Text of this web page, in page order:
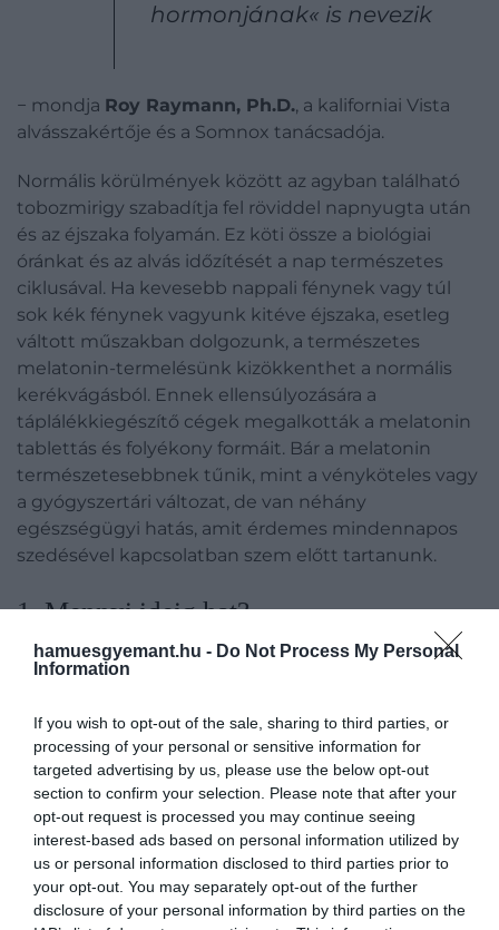
hamuesgyemant.hu - Do Not Process My Personal
Information
If you wish to opt-out of the sale, sharing to third parties, or
processing of your personal or sensitive information for
targeted advertising by us, please use the below opt-out
section to confirm your selection. Please note that after your
opt-out request is processed you may continue seeing
interest-based ads based on personal information utilized by
us or personal information disclosed to third parties prior to
your opt-out. You may separately opt-out of the further
disclosure of your personal information by third parties on the
hormonjának« is nevezik
− mondja Roy Raymann, Ph.D., a kaliforniai Vista
alvásszakértője és a Somnox tanácsadója.
Normális körülmények között az agyban található
tobozmirigy szabadítja fel röviddel napnyugta után
és az éjszaka folyamán. Ez köti össze a biológiai
óránkat és az alvás időzítését a nap természetes
ciklusával. Ha kevesebb nappali fénynek vagy túl
sok kék fénynek vagyunk kitéve éjszaka, esetleg
váltott műszakban dolgozunk, a természetes
melatonin-termelésünk kizökkenthet a normális
kerékvágásból. Ennek ellensúlyozására a
táplálékkiegészítő cégek megalkották a melatonin
tablettás és folyékony formáit. Bár a melatonin
természetesebbnek tűnik, mint a vényköteles vagy
a gyógyszertári változat, de van néhány
egészségügyi hatás, amit érdemes mindennapos
szedésével kapcsolatban szem előtt tartanunk.
​1. Mennyi ideig hat?
A kutatók szerint általában egy-hét napig tart, amíg
mennyiségére. Ha a megfelelő adagban (felnőttek
esetében általában 1-5 milligramm között), a
megfelelő időben és biztonságos formában vesszük
be, akkor lerövidül az elalváshoz szükséges idő.
Az is befolyásoló tényező, hogy hagyományos,
azonnali felszabadulású tablettát szedünk, vagy
elnyújtott felszabadulású kapszulát, amivel